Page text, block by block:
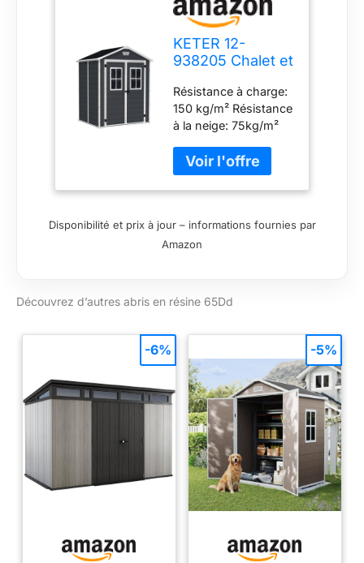
KETER 12-
938205 Chalet et
Résine Premium
65Dd Ant,
Anthracite, 185 x
152 x 226 cm
Résistance à charge:
150 kg/m² Résistance
à la neige: 75kg/m²
ventilation, porte
verrouillable, 2
fenêtres fixes en
paroi: 16 mm
Disponibilité et prix à jour – informations fournies par
Amazon
Découvrez d’autres abris en résine 65Dd
-6% -5%